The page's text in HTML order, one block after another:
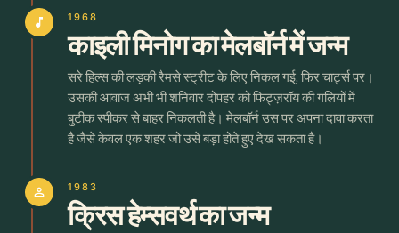
music_note 1968
काइली मिनोग का मेलबॉर्न में जन्म
सरे हिल्स की लड़की रैमसे स्ट्रीट के लिए निकल गई, फिर चार्ट्स पर।
उसकी आवाज अभी भी शनिवार दोपहर को फिट्ज़रॉय की गलियों में
बुटीक स्पीकर से बाहर निकलती है। मेलबॉर्न उस पर अपना दावा करता
है जैसे केवल एक शहर जो उसे बड़ा होते हुए देख सकता है।
person 1983
क्रिस हेम्सवर्थ का जन्म